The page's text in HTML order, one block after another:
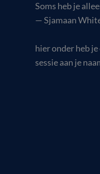
Soms heb je
— Sjamaan
hier onder heb
sessie aan je